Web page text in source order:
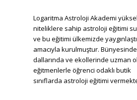
Logaritma Astroloji Akademi
niteliklere sahip astroloji eğitimi
ve bu eğitimi ülkemizde
amacıyla kurulmuştur.
dallarında ve ekollerinde uzman
eğitmenlerle öğrenci odaklı butik
sınıflarda astroloji eğitimi